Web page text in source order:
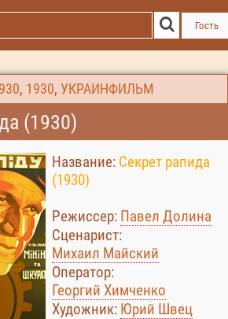
Гость
, 1930, УКРАИНФИЛЬМ
(1930)
Название: Секрет рапида
(1930)
Режиссер: Павел Долина
Сценарист:
Михаил Майский
Оператор:
Георгий Химченко
Художник: Юрий Швец